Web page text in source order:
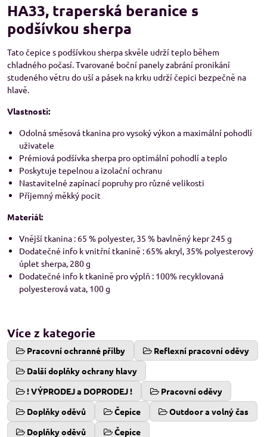
HA33, traperská beranice s
podšívkou sherpa
Tato čepice s podšívkou sherpa skvěle udrží teplo během
chladného počasí. Tvarované boční panely zabrání pronikání
studeného větru do uší a pásek na krku udrží čepici bezpečně na
hlavě.
Vlastnosti:
Odolná směsová tkanina pro vysoký výkon a maximální pohodlí
uživatele
Prémiová podšívka sherpa pro optimální pohodlí a teplo
Poskytuje tepelnou a izolační ochranu
Nastavitelné zapínací popruhy pro různé velikosti
Příjemný měkký pocit
Materiál:
Vnější tkanina : 65 % polyester, 35 % bavlněný kepr 245 g
Dodatečné info k vnitřní tkanině : 65% akryl, 35% polyesterový
úplet sherpa, 280 g
Dodatečné info k tkanině pro výplň : 100% recyklovaná
polyesterová vata, 100 g
Více z kategorie
Pracovní ochranné přilby
Reflexní pracovní oděvy
Další doplňky ochrany hlavy
! VÝPRODEJ a DOPRODEJ !
Pracovní oděvy
Doplňky oděvů
Čepice
Outdoor a volný čas
Doplňky oděvů
Čepice